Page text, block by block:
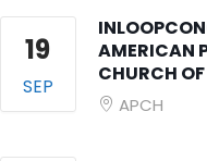
19
SEP
AMERICAN
CHURCH
APCH